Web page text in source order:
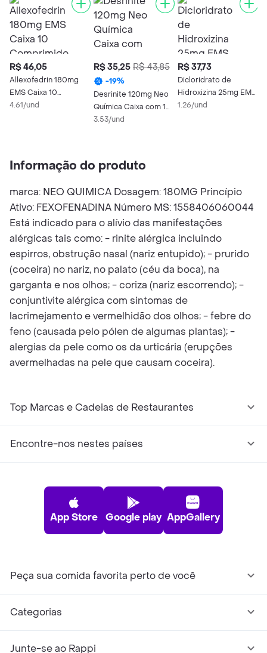
R$ 46,05
Allexofedrin 180mg
EMS Caixa 10
Comprimidos
4.61/und
R$ 35,25 R$ 43,85
-19%
Desrinite 120mg Neo
Química Caixa com 10
Comprimidos
3.53/und
R$ 37,73
Dicloridrato de
Hidroxizina 25mg EMS
Caixa 30
1.26/und
Informação do produto
marca: NEO QUIMICA Dosagem: 180MG Princípio
Ativo: FEXOFENADINA Número MS: 1558406060044
Está indicado para o alívio das manifestações
alérgicas tais como: - rinite alérgica incluindo
espirros, obstrução nasal (nariz entupido); - prurido
(coceira) no nariz, no palato (céu da boca), na
garganta e nos olhos; - coriza (nariz escorrendo); -
conjuntivite alérgica com sintomas de
lacrimejamento e vermelhidão dos olhos; - febre do
feno (causada pelo pólen de algumas plantas); -
alergias da pele como os da urticária (erupções
avermelhadas na pele que causam coceira).
Top Marcas e Cadeias de Restaurantes
Encontre-nos nestes países
App Store Google play AppGallery
Peça sua comida favorita perto de você
Categorias
Junte-se ao Rappi